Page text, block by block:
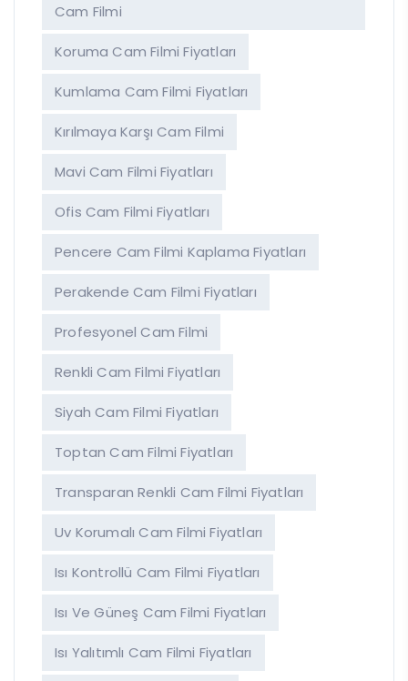
Cam Filmi
Koruma Cam Filmi Fiyatları
Kumlama Cam Filmi Fiyatları
Kırılmaya Karşı Cam Filmi
Mavi Cam Filmi Fiyatları
Ofis Cam Filmi Fiyatları
Pencere Cam Filmi Kaplama Fiyatları
Perakende Cam Filmi Fiyatları
Profesyonel Cam Filmi
Renkli Cam Filmi Fiyatları
Siyah Cam Filmi Fiyatları
Toptan Cam Filmi Fiyatları
Transparan Renkli Cam Filmi Fiyatları
Uv Korumalı Cam Filmi Fiyatları
Isı Kontrollü Cam Filmi Fiyatları
Isı Ve Güneş Cam Filmi Fiyatları
Isı Yalıtımlı Cam Filmi Fiyatları